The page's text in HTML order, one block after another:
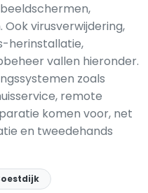
virusverwijdering,
herinstallatie,
vallen hieronder.
zoals
remote
komen voor, net
en tweedehands